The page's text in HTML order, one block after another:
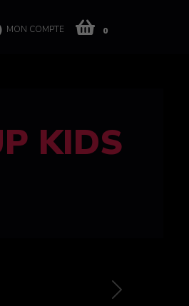
MON COMPTE 0
Next